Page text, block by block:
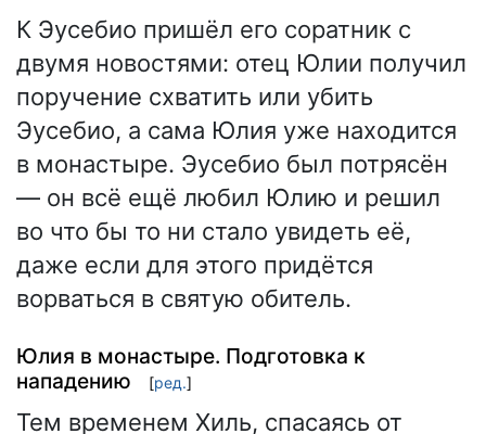
К Эусебио пришёл его соратник с
двумя новостями: отец Юлии получил
поручение схватить или убить
Эусебио, а сама Юлия уже находится
в монастыре. Эусебио был потрясён
— он всё ещё любил Юлию и решил
во что бы то ни стало увидеть её,
даже если для этого придётся
ворваться в святую обитель.
Юлия в монастыре. Подготовка к
нападению
[ред.]
Тем временем Хиль, спасаясь от